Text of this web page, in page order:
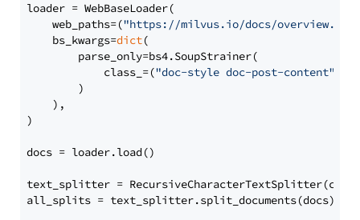
loader = WebBaseLoader(
    web_paths=(
"https://milvus.io/docs/overview.md"
    bs_kwargs=
dict(
        parse_only=bs4.SoupStrainer(
            class_=(
"doc-style doc-post-content"
        )
    ),
)
docs = loader.load()
text_splitter =
all_splits = text_splitter.split_documents(docs)